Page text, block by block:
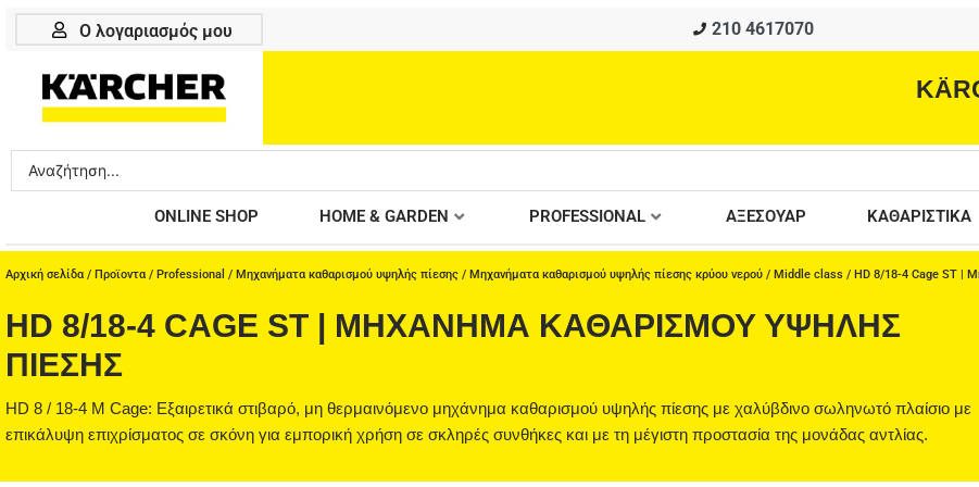
Μετάβαση
Ο λογαριασμός μου 210 4617070
Search
...
ONLINE SHOP HOME & GARDEN PROFESSIONAL ΑΞΕΣΟΥΑΡ ΚΑΘΑΡΙΣΤΙΚΑ
Αρχική σελίδα / Προϊοντα / Professional / Μηχανήματα καθαρισμού υψηλής πίεσης / Μηχανήματα καθαρισμού υψηλής πίεσης κρύου νερού / Middle class / HD 8/18-4 Cage ST |
HD 8/18-4 CAGE ST | ΜΗΧΆΝΗΜΑ ΚΑΘΑΡΙΣΜΟΎ ΥΨΗΛΉΣ
ΠΊΕΣΗΣ
HD 8 / 18-4 Μ Cage: Εξαιρετικά στιβαρό, μη θερμαινόμενο μηχάνημα καθαρισμού υψηλής πίεσης με χαλύβδινο σωληνωτό πλαίσιο με
επικάλυψη επιχρίσματος σε σκόνη για εμπορική χρήση σε σκληρές συνθήκες και με τη μέγιστη προστασία της μονάδας αντλίας.